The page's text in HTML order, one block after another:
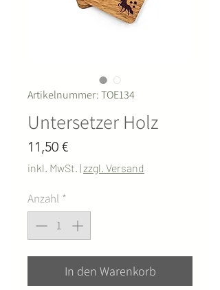
Artikelnummer: TOE134
Untersetzer Holz
11,50 €Preis
inkl. MwSt. |zzgl. Versand
Anzahl *
In den Warenkorb